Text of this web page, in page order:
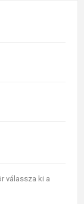
válassza ki a